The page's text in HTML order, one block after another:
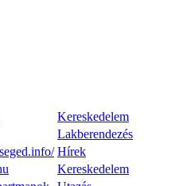
Kereskedelem
Lakberendezés
Hírek
Kereskedelem